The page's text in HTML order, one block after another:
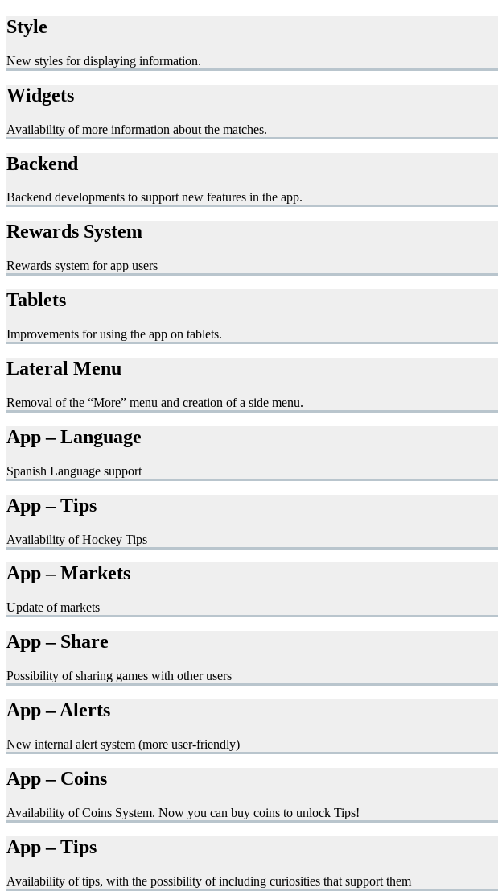
Style
New styles for displaying information.
Widgets
Availability of more information about the matches.
Backend
Backend developments to support new features in the app.
Rewards System
Rewards system for app users
Tablets
Improvements for using the app on tablets.
Lateral Menu
Removal of the “More” menu and creation of a side menu.
App – Language
Spanish Language support
App – Tips
Availability of Hockey Tips
App – Markets
Update of markets
App – Share
Possibility of sharing games with other users
App – Alerts
New internal alert system (more user-friendly)
App – Coins
Availability of Coins System. Now you can buy coins to unlock Tips!
App – Tips
Availability of tips, with the possibility of including curiosities that support them